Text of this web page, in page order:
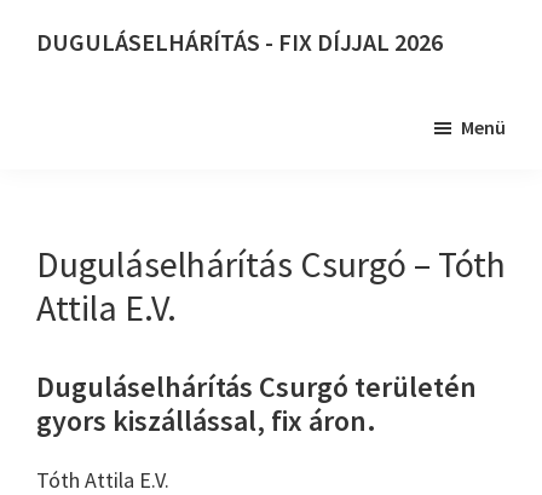
DUGULÁSELHÁRÍTÁS - FIX DÍJJAL 2026
Menü
Duguláselhárítás Csurgó – Tóth
Attila E.V.
Duguláselhárítás Csurgó területén
gyors kiszállással, fix áron.
Tóth Attila E.V.